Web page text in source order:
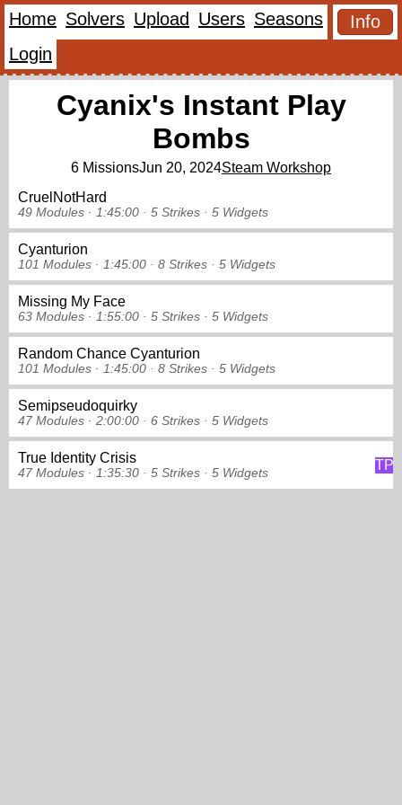
Home Solvers Upload Users Seasons
Info
Login
Cyanix's Instant Play
Bombs
6 MissionsJun 20, 2024Steam Workshop
CruelNotHard
49 Modules · 1:45:00 · 5 Strikes · 5 Widgets
Cyanturion
101 Modules · 1:45:00 · 8 Strikes · 5 Widgets
Missing My Face
63 Modules · 1:55:00 · 5 Strikes · 5 Widgets
Random Chance Cyanturion
101 Modules · 1:45:00 · 8 Strikes · 5 Widgets
Semipseudoquirky
47 Modules · 2:00:00 · 6 Strikes · 5 Widgets
True Identity Crisis
47 Modules · 1:35:30 · 5 Strikes · 5 Widgets
TP